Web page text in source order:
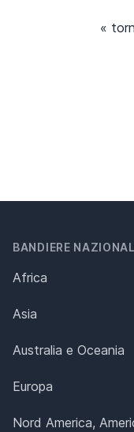
«
BANDIERE
Africa
Asia
Australia e Oceania
Europa
Nord America,